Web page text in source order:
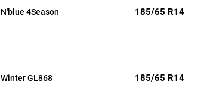
N'blue 4Season 185/65 R14
Winter GL868 185/65 R14